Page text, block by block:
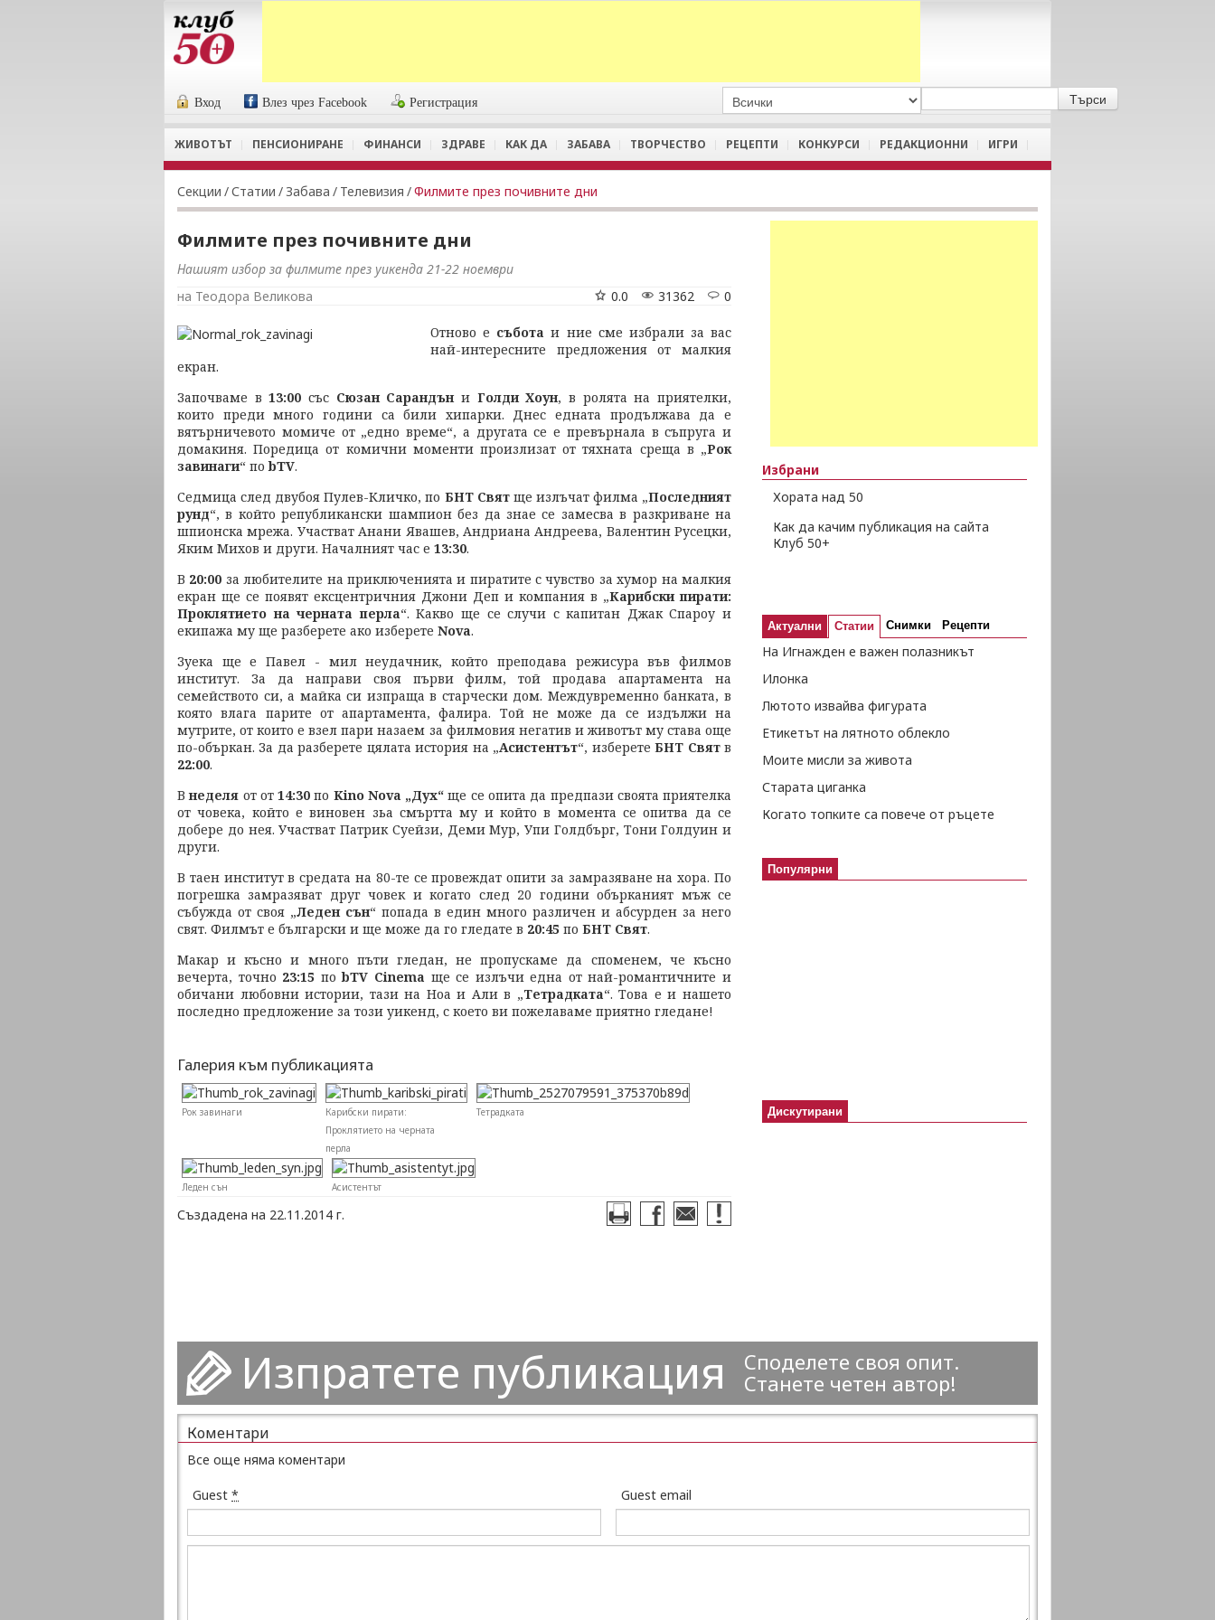
Вход Влез чрез Facebook Регистрация
ЖИВОТЪТ ПЕНСИОНИРАНЕ ФИНАНСИ ЗДРАВЕ КАК ДА ЗАБАВА ТВОРЧЕСТВО РЕЦЕПТИ КОНКУРСИ РЕДАКЦИОННИ ИГРИ
Секции /Статии / Забава / Телевизия /Филмите през почивните дни
Филмите през почивните дни
Нашият избор за филмите през уикенда 21-22 ноември
на Теодора Великова
0
31362
0.0
Отново е съботаи ние сме избрали за вас
най-интересните предложения от малкия
екран.
Започваме в13:00 със Сюзан Сарандъни Голди Хоун, в ролята на приятелки,
които преди много години са били хипарки. Днес едната продължава да е
вятърничевото момиче от „едно време“, а другата се е превърнала в съпруга и
домакиня. Поредица от комични моменти произлизат от тяхната среща в „Рок
завинаги“ поbTV.
Седмица след двубоя Пулев-Кличко, по БНТ Святще излъчат филма „Последният
рунд“, в който републикански шампион без да знае се замесва в разкриване на
шпионска мрежа. Участват Анани Явашев, Андриана Андреева, Валентин Русецки,
Яким Михов и други. Началният час е 13:30.
В 20:00 за любителите на приключенията и пиратите с чувство за хумор на малкия
екран ще се появят ексцентричния Джони Деп и компания в „Карибски пирати:
Проклятието на черната перла“. Какво ще се случи с капитан Джак Спароу и
екипажа му ще разберете ако изберете Nova.
Зуека ще е Павел - мил неудачник, който преподава режисура във филмов
институт. За да направи своя първи филм, той продава апартамента на
семейството си, а майка си изпраща в старчески дом. Междувременно банката, в
която влага парите от апартамента, фалира. Той не може да се издължи на
мутрите, от които е взел пари назаем за филмовия негатив и животът му става още
по-объркан. За да разберете цялата история на „Асистентът“, изберетеБНТ Святв
22:00.
Внеделя от от14:30 по Kino Nova „Дух“ ще се опита да предпази своята приятелка
от човека, който е виновен зьа смъртта му и който в момента се опитва да се
добере до нея. Участват Патрик Суейзи, Деми Мур, Упи Голдбърг, Тони Голдуин и
други.
В таен институт в средата на 80-те се провеждат опити за замразяване на хора. По
погрешка замразяват друг човек и когато след 20 години обърканият мъж се
събужда от своя „Леден сън“ попада в един много различен и абсурден за него
свят. Филмът е български и ще може да го гледате в 20:45 по БНТ Свят.
Макар и късно и много пъти гледан, не пропускаме да споменем, че късно
вечерта, точно 23:15 поbTV Cinema ще се излъчи една от най-романтичните и
обичани любовни истории, тази на Ноа и Али в „Тетрадката“. Това е и нашето
последно предложение за този уикенд, с което ви пожелаваме приятно гледане!
Галерия към публикацията
Рок завинаги
Карибски пирати:
Проклятието на черната
перла
Тетрадката
Леден сън Асистентът
Създадена на 22.11.2014 г.
Избрани
Хората над 50
Как да качим публикация на сайта
Клуб 50+
Актуални Статии Снимки Рецепти
На Игнажден е важен полазникът
Илонка
Лютото извайва фигурата
Етикетът на лятното облекло
Моите мисли за живота
Старата циганка
Когато топките са повече от ръцете
Популярни
Дискутирани
Изпратете публикация
Споделете своя опит.
Станете четен автор!
Коментари
Все още няма коментари
Guest * Guest email